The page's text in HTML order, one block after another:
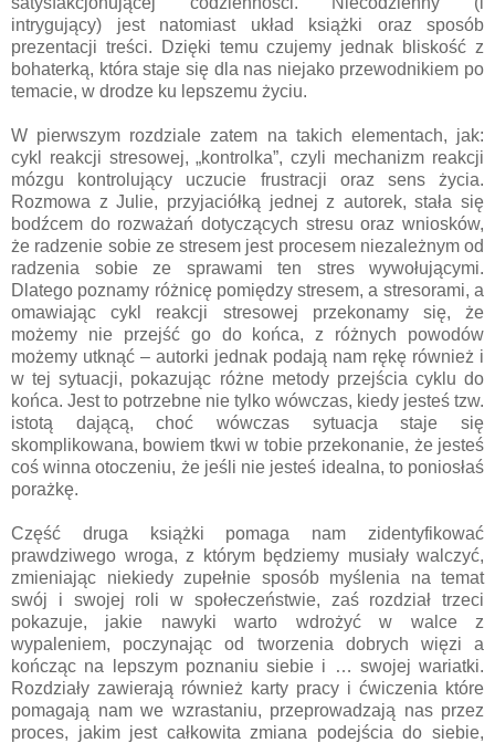
intrygujący) jest natomiast układ książki oraz sposób
prezentacji treści. Dzięki temu czujemy jednak bliskość z
bohaterką, która staje się dla nas niejako przewodnikiem po
temacie, w drodze ku lepszemu życiu.
W pierwszym rozdziale zatem na takich elementach, jak:
cykl reakcji stresowej, „kontrolka”, czyli mechanizm reakcji
mózgu kontrolujący uczucie frustracji oraz sens życia.
Rozmowa z Julie, przyjaciółką jednej z autorek, stała się
bodźcem do rozważań dotyczących stresu oraz wniosków,
że radzenie sobie ze stresem jest procesem niezależnym od
radzenia sobie ze sprawami ten stres wywołującymi.
Dlatego poznamy różnicę pomiędzy stresem, a stresorami, a
omawiając cykl reakcji stresowej przekonamy się, że
możemy nie przejść go do końca, z różnych powodów
możemy utknąć – autorki jednak podają nam rękę również i
w tej sytuacji, pokazując różne metody przejścia cyklu do
końca. Jest to potrzebne nie tylko wówczas, kiedy jesteś tzw.
istotą dającą, choć wówczas sytuacja staje się
skomplikowana, bowiem tkwi w tobie przekonanie, że jesteś
coś winna otoczeniu, że jeśli nie jesteś idealna, to poniosłaś
porażkę.
Część druga książki pomaga nam zidentyfikować
prawdziwego wroga, z którym będziemy musiały walczyć,
zmieniając niekiedy zupełnie sposób myślenia na temat
swój i swojej roli w społeczeństwie, zaś rozdział trzeci
pokazuje, jakie nawyki warto wdrożyć w walce z
wypaleniem, poczynając od tworzenia dobrych więzi a
kończąc na lepszym poznaniu siebie i … swojej wariatki.
Rozdziały zawierają również karty pracy i ćwiczenia które
pomagają nam we wzrastaniu, przeprowadzają nas przez
proces, jakim jest całkowita zmiana podejścia do siebie,